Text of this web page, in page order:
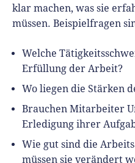
klar machen, was sie
müssen. Beispielfragen
Welche
Erfüllung der Arbeit?
Wo liegen die Stärken
Brauchen Mitarbeiter
Erledigung ihrer
Wie gut sind die
müssen sie verändert